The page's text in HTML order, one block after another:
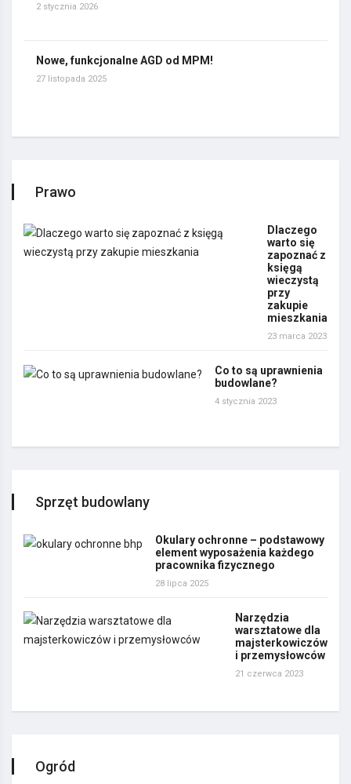
2 stycznia 2026
Nowe, funkcjonalne AGD od MPM!
27 listopada 2025
Prawo
Dlaczego
warto się
zapoznać z
księgą
wieczystą
przy
zakupie
mieszkania
23 marca 2023
Co to są uprawnienia
budowlane?
4 stycznia 2023
Sprzęt budowlany
Okulary ochronne – podstawowy
element wyposażenia każdego
pracownika fizycznego
28 lipca 2025
Narzędzia
warsztatowe dla
majsterkowiczów
i przemysłowców
21 czerwca 2023
Ogród